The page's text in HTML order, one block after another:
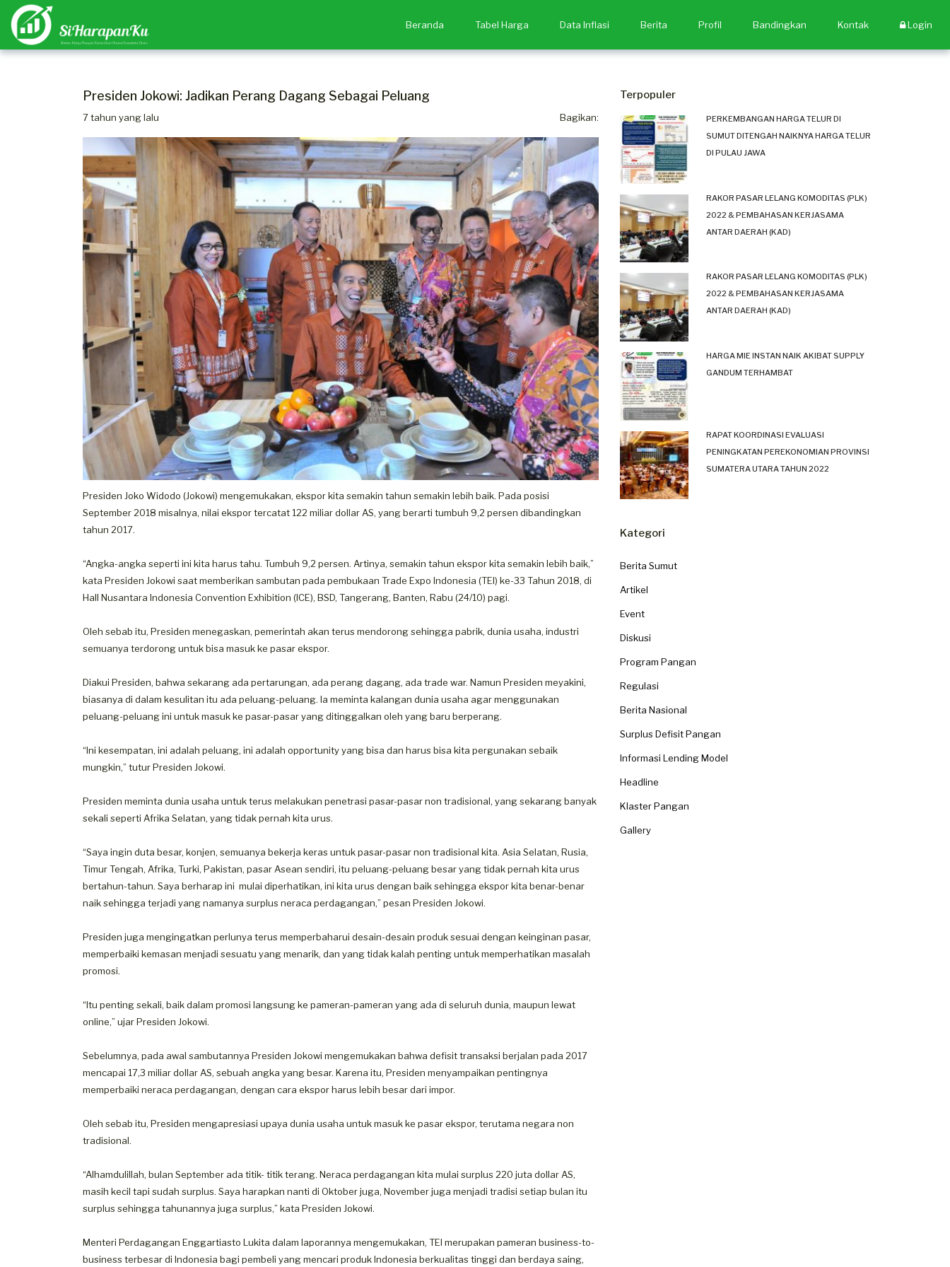
Beranda Tabel Harga Data Inflasi Berita Profil Bandingkan Kontak Login
Presiden Jokowi: Jadikan Perang Dagang Sebagai Peluang
7 tahun yang lalu Bagikan:
Presiden Joko Widodo (Jokowi) mengemukakan, ekspor kita semakin tahun semakin lebih baik. Pada posisi
September 2018 misalnya, nilai ekspor tercatat 122 miliar dollar AS, yang berarti tumbuh 9,2 persen dibandingkan
tahun 2017.
“Angka-angka seperti ini kita harus tahu. Tumbuh 9,2 persen. Artinya, semakin tahun ekspor kita semakin lebih baik,”
kata Presiden Jokowi saat memberikan sambutan pada pembukaan Trade Expo Indonesia (TEI) ke-33 Tahun 2018, di
Hall Nusantara Indonesia Convention Exhibition (ICE), BSD, Tangerang, Banten, Rabu (24/10) pagi.
Oleh sebab itu, Presiden menegaskan, pemerintah akan terus mendorong sehingga pabrik, dunia usaha, industri
semuanya terdorong untuk bisa masuk ke pasar ekspor.
Diakui Presiden, bahwa sekarang ada pertarungan, ada perang dagang, ada trade war. Namun Presiden meyakini,
biasanya di dalam kesulitan itu ada peluang-peluang. Ia meminta kalangan dunia usaha agar menggunakan
peluang-peluang ini untuk masuk ke pasar-pasar yang ditinggalkan oleh yang baru berperang.
“Ini kesempatan, ini adalah peluang, ini adalah opportunity yang bisa dan harus bisa kita pergunakan sebaik
mungkin,” tutur Presiden Jokowi.
Presiden meminta dunia usaha untuk terus melakukan penetrasi pasar-pasar non tradisional, yang sekarang banyak
sekali seperti Afrika Selatan, yang tidak pernah kita urus.
“Saya ingin duta besar, konjen, semuanya bekerja keras untuk pasar-pasar non tradisional kita. Asia Selatan, Rusia,
Timur Tengah, Afrika, Turki, Pakistan, pasar Asean sendiri, itu peluang-peluang besar yang tidak pernah kita urus
bertahun-tahun. Saya berharap ini mulai diperhatikan, ini kita urus dengan baik sehingga ekspor kita benar-benar
naik sehingga terjadi yang namanya surplus neraca perdagangan,” pesan Presiden Jokowi.
Presiden juga mengingatkan perlunya terus memperbaharui desain-desain produk sesuai dengan keinginan pasar,
memperbaiki kemasan menjadi sesuatu yang menarik, dan yang tidak kalah penting untuk memperhatikan masalah
promosi.
“Itu penting sekali, baik dalam promosi langsung ke pameran-pameran yang ada di seluruh dunia, maupun lewat
online,” ujar Presiden Jokowi.
Sebelumnya, pada awal sambutannya Presiden Jokowi mengemukakan bahwa defisit transaksi berjalan pada 2017
mencapai 17,3 miliar dollar AS, sebuah angka yang besar. Karena itu, Presiden menyampaikan pentingnya
memperbaiki neraca perdagangan, dengan cara ekspor harus lebih besar dari impor.
Oleh sebab itu, Presiden mengapresiasi upaya dunia usaha untuk masuk ke pasar ekspor, terutama negara non
tradisional.
“Alhamdulillah, bulan September ada titik- titik terang. Neraca perdagangan kita mulai surplus 220 juta dollar AS,
masih kecil tapi sudah surplus. Saya harapkan nanti di Oktober juga, November juga menjadi tradisi setiap bulan itu
surplus sehingga tahunannya juga surplus,” kata Presiden Jokowi.
Menteri Perdagangan Enggartiasto Lukita dalam laporannya mengemukakan, TEI merupakan pameran business-to-
business terbesar di Indonesia bagi pembeli yang mencari produk Indonesia berkualitas tinggi dan berdaya saing,
Terpopuler
PERKEMBANGAN HARGA TELUR DI
SUMUT DITENGAH NAIKNYA HARGA TELUR
DI PULAU JAWA
RAKOR PASAR LELANG KOMODITAS (PLK)
2022 & PEMBAHASAN KERJASAMA
ANTAR DAERAH (KAD)
RAKOR PASAR LELANG KOMODITAS (PLK)
2022 & PEMBAHASAN KERJASAMA
ANTAR DAERAH (KAD)
HARGA MIE INSTAN NAIK AKIBAT SUPPLY
GANDUM TERHAMBAT
RAPAT KOORDINASI EVALUASI
PENINGKATAN PEREKONOMIAN PROVINSI
SUMATERA UTARA TAHUN 2022
Kategori
Berita Sumut
Artikel
Event
Diskusi
Program Pangan
Regulasi
Berita Nasional
Surplus Defisit Pangan
Informasi Lending Model
Headline
Klaster Pangan
Gallery